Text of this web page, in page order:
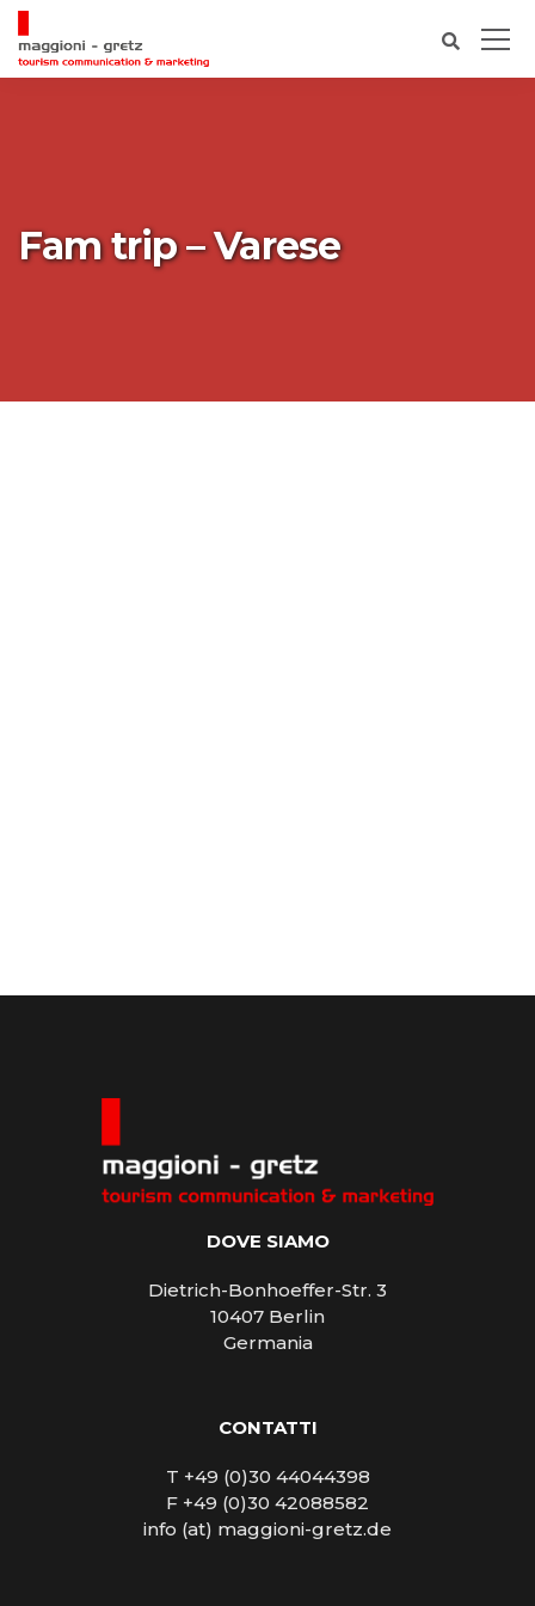
Fam trip – Varese
DOVE SIAMO
Dietrich-Bonhoeffer-Str. 3
10407 Berlin
Germania
CONTATTI
T +49 (0)30 44044398
F +49 (0)30 42088582
info (at) maggioni-gretz.de